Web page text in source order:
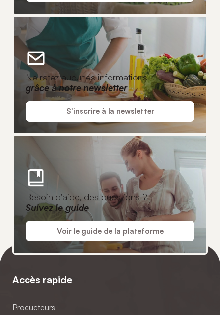
Ne ratez aucunes informations
grâce à notre newsletter
S'inscrire à la newsletter
Besoin d'aide, des questions ?
Suivez le guide
Voir le guide de la plateforme
Accès rapide
Producteurs